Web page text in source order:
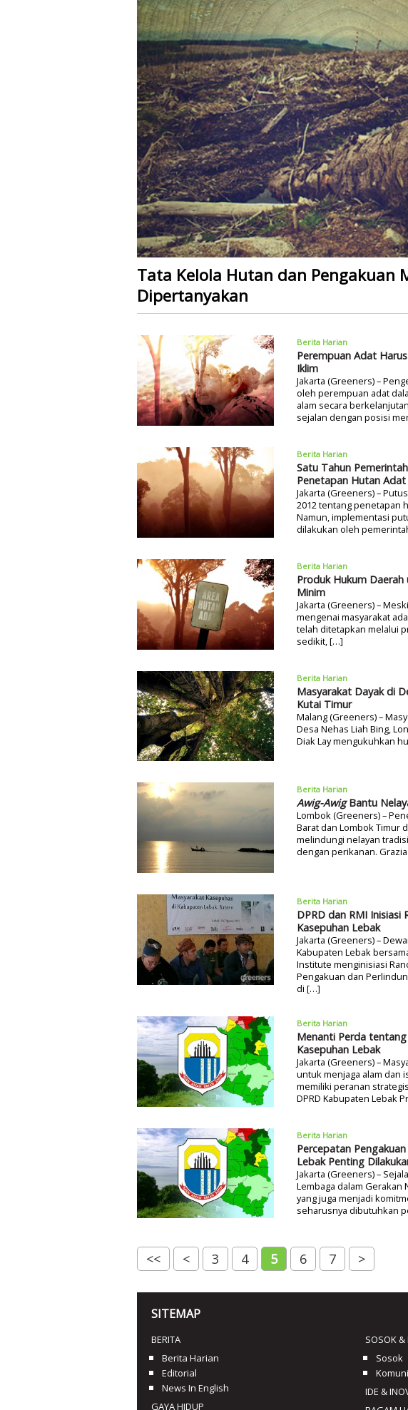
Tata Kelola Hutan dan Pengakuan
Dipertanyakan
Berita Harian
Perempuan Adat
Iklim
Jakarta (Greeners) –
oleh perempuan adat
alam secara
sejalan dengan posisi
Berita Harian
Satu Tahun
Penetapan Hutan Adat
Jakarta (Greeners) –
2012 tentang penetapan
Namun, implementasi
dilakukan oleh
Berita Harian
Produk Hukum
Minim
Jakarta (Greeners) –
mengenai masyarakat
telah ditetapkan melalui
sedikit, […]
Berita Harian
Masyarakat Dayak di
Kutai Timur
Malang (Greeners) –
Desa Nehas Liah Bing,
Diak Lay mengukuhkan
Berita Harian
Awig-AwigBantu
Lombok (Greeners) –
Barat dan Lombok Timur
melindungi nelayan
dengan perikanan.
Berita Harian
DPRD dan RMI Inisiasi
Kasepuhan Lebak
Jakarta (Greeners) –
Kabupaten Lebak
Institute menginisiasi
Pengakuan dan
di […]
Berita Harian
Menanti Perda
Kasepuhan Lebak
Jakarta (Greeners) –
untuk menjaga alam dan
memiliki peranan
DPRD Kabupaten Lebak
Berita Harian
Percepatan
Lebak Penting
Jakarta (Greeners) –
Lembaga dalam Gerakan
yang juga menjadi
seharusnya dibutuhkan
<< < 3 4 5 6 7 >
SITEMAP
BERITA
Berita Harian
Editorial
News In English
GAYA HIDUP
SOSOK &
Sosok
IDE &